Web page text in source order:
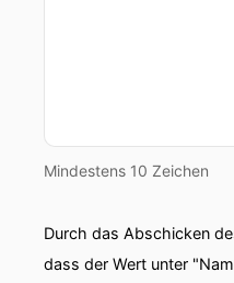
Mindestens 10 Zeichen
Durch das Abschicken
dass der Wert unter